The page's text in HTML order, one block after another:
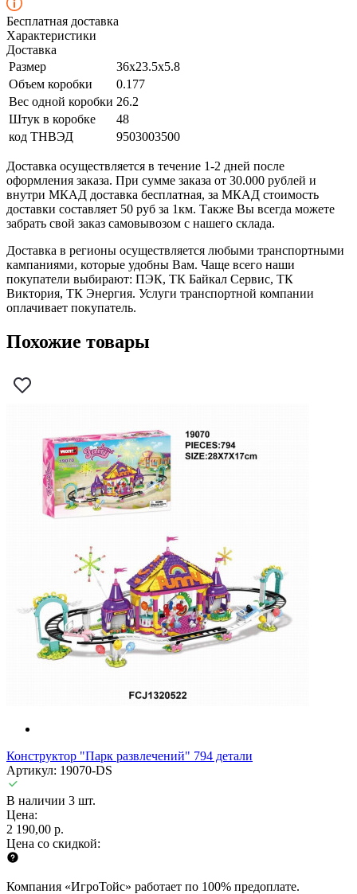
Бесплатная доставка
Характеристики
Доставка
Размер
36x23.5x5.8
Объем коробки
0.177
Вес одной коробки 26.2
Штук в коробке
48
код ТНВЭД
9503003500
Доставка осуществляется в течение 1-2 дней после
оформления заказа. При сумме заказа от 30.000 рублей и
внутри МКАД доставка бесплатная, за МКАД стоимость
доставки составляет 50 руб за 1км. Также Вы всегда можете
забрать свой заказ самовывозом с нашего склада.
Доставка в регионы осуществляется любыми транспортными
кампаниями, которые удобны Вам. Чаще всего наши
покупатели выбирают: ПЭК, ТК Байкал Сервис, ТК
Виктория, ТК Энергия. Услуги транспортной компании
оплачивает покупатель.
Похожие товары
Конструктор "Парк развлечений" 794 детали
Артикул: 19070-DS
В наличии 3 шт.
Цена:
2 190,00 р.
Цена со скидкой:
Компания «ИгроТойс» работает по 100% предоплате.